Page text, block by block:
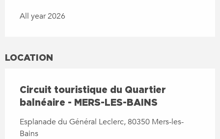
All year 2026
LOCATION
Circuit touristique du Quartier
balnéaire - MERS-LES-BAINS
Esplanade du Général Leclerc, 80350 Mers-les-
Bains